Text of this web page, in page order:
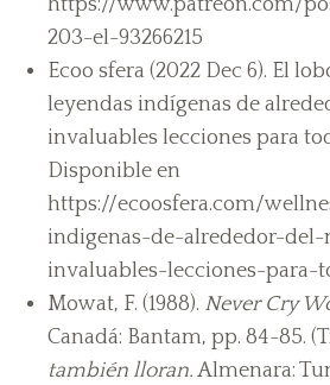
https://www.patreon.com/
203-el-93266215
Ecoo sfera (2022 Dec 6). El
leyendas indígenas de
invaluables lecciones para
Disponible en
https://ecoosfera.com/
indigenas-de-alrededor-
invaluables-lecciones-para-
Mowat, F. (1988). Never Cry
Canadá: Bantam, pp. 84-85.
también lloran. Almenara: